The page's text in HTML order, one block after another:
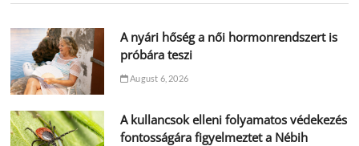
A nyári hőség a női hormonrendszert is
próbára teszi
August 6, 2026
A kullancsok elleni folyamatos védekezés
fontosságára figyelmeztet a Nébih